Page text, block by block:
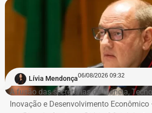
Lívia Mendonça06/08/2026 09:32
A fusão das secretarias de Ciência,
Inovação e Desenvolvimento